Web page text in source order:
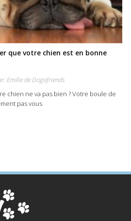
que votre chien est en bonne
Emilie de Dogofriends
chien ne va pas bien ? Votre boule de
pas vous